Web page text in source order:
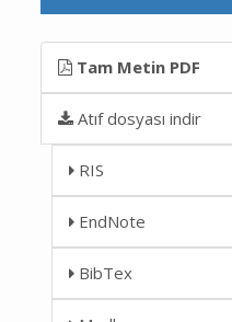
Tam Metin PDF
Atıf dosyası indir
RIS
EndNote
BibTex